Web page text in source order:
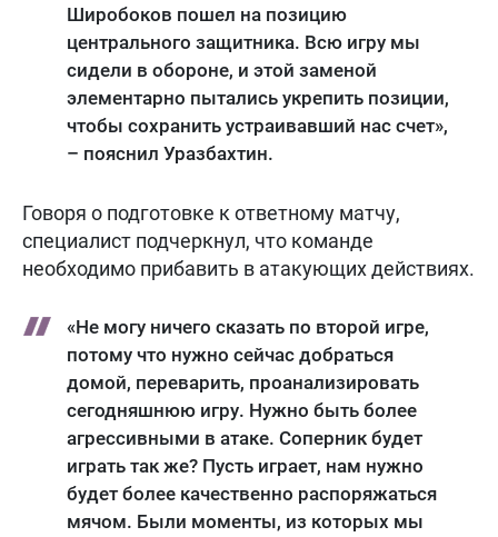
Широбоков пошел на позицию
центрального защитника. Всю игру мы
сидели в обороне, и этой заменой
элементарно пытались укрепить позиции,
чтобы сохранить устраивавший нас счет»,
– пояснил Уразбахтин.
Говоря о подготовке к ответному матчу,
специалист подчеркнул, что команде
необходимо прибавить в атакующих действиях.
«Не могу ничего сказать по второй игре,
потому что нужно сейчас добраться
домой, переварить, проанализировать
сегодняшнюю игру. Нужно быть более
агрессивными в атаке. Соперник будет
играть так же? Пусть играет, нам нужно
будет более качественно распоряжаться
мячом. Были моменты, из которых мы